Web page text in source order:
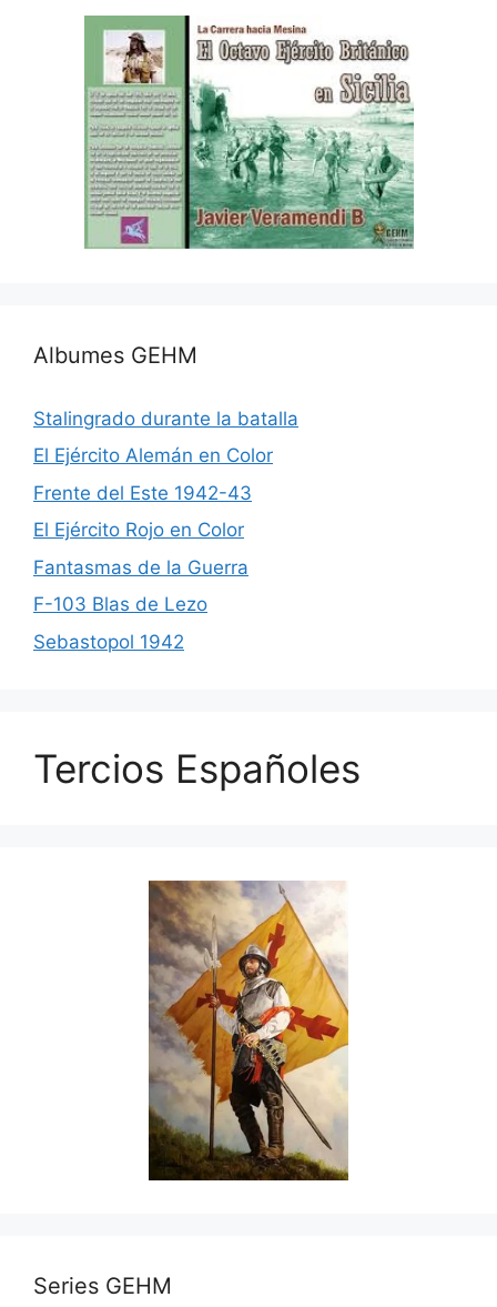
Albumes GEHM
Stalingrado durante la batalla
El Ejército Alemán en Color
Frente del Este 1942-43
El Ejército Rojo en Color
Fantasmas de la Guerra
F-103 Blas de Lezo
Sebastopol 1942
Tercios Españoles
Series GEHM